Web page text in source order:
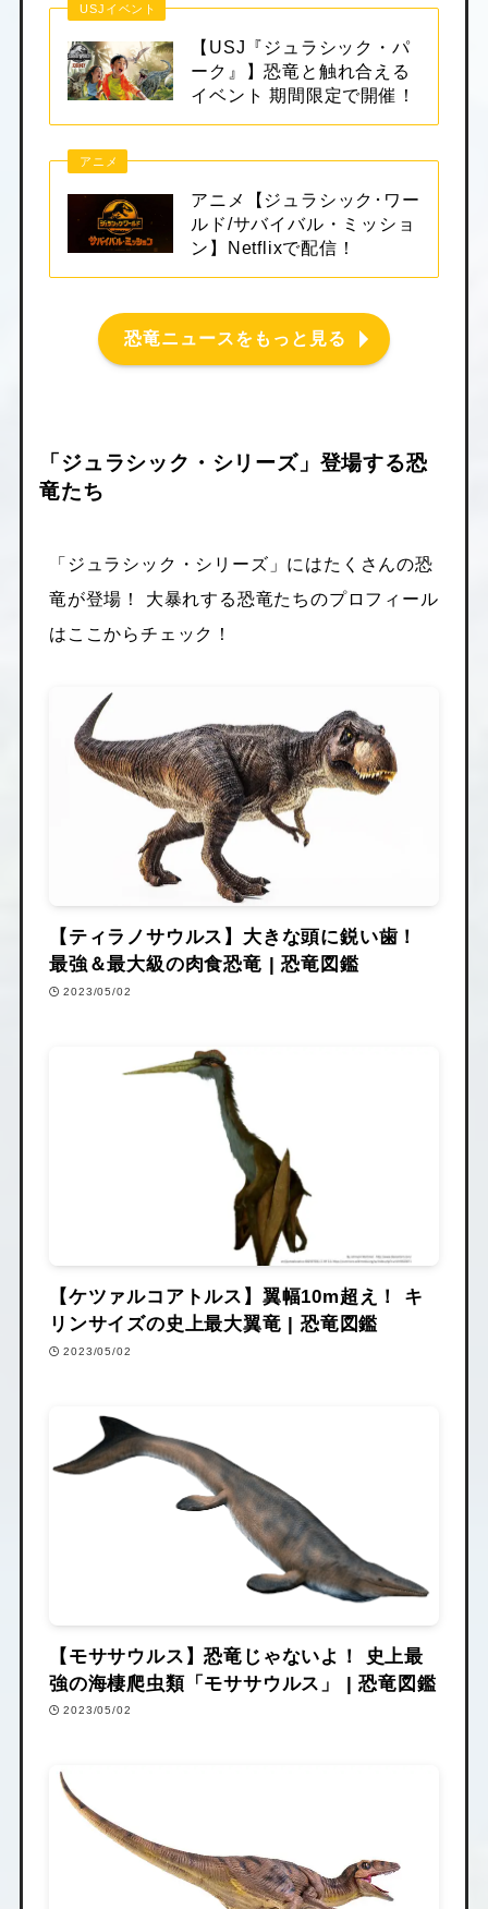
USJイベント
【USJ『ジュラシック・パ
ーク』】恐竜と触れ合える
イベント 期間限定で開催！
アニメ
アニメ【ジュラシック･ワー
ルド/サバイバル・ミッショ
ン】Netflixで配信！
恐竜ニュースをもっと見る
「ジュラシック・シリーズ」登場する恐
竜たち
「ジュラシック・シリーズ」にはたくさんの恐
竜が登場！ 大暴れする恐竜たちのプロフィール
はここからチェック！
【ティラノサウルス】大きな頭に鋭い歯！
最強＆最大級の肉食恐竜 | 恐竜図鑑
2023/05/02
【ケツァルコアトルス】翼幅10m超え！ キ
リンサイズの史上最大翼竜 | 恐竜図鑑
2023/05/02
【モササウルス】恐竜じゃないよ！ 史上最
強の海棲爬虫類「モササウルス」 | 恐竜図鑑
2023/05/02